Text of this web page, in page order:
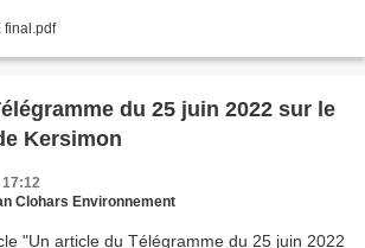
final.pdf
du 25 juin 2022 sur le
Kersimon
Clohars Environnement